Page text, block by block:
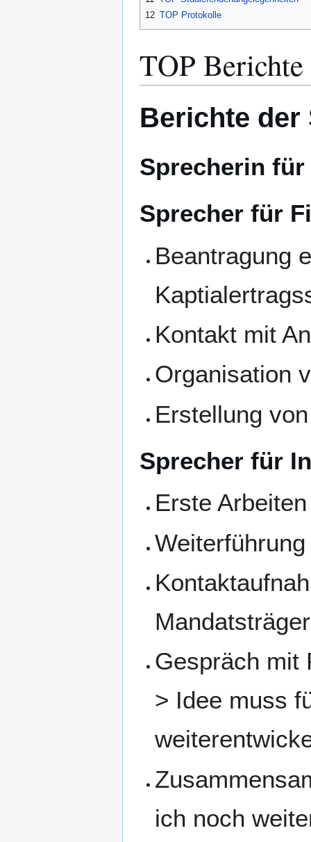
12 TOP Protokolle
TOP Berichte
Berichte der
Sprecherin
Sprecher für
Beantragung
Kontakt mit
Organisation
Erstellung
Sprecher für
Erste
Gespräch mit
> Idee muss
ich noch